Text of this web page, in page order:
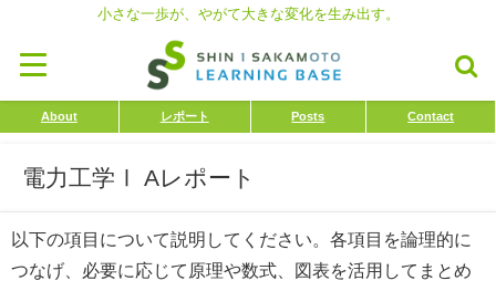
小さな一歩が、やがて大きな変化を生み出す。
About レポート Posts Contact
電力工学Ⅰ Aレポート
以下の項目について説明してください。各項目を論理的に
つなげ、必要に応じて原理や数式、図表を活用してまとめ